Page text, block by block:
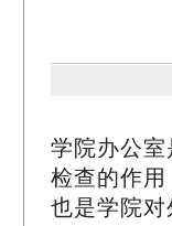
学院办公
检查的作
也是学院对